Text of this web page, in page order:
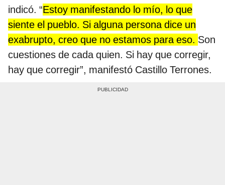
indicó. “Estoy manifestando lo mío, lo que
siente el pueblo. Si alguna persona dice un
exabrupto, creo que no estamos para eso. Son
cuestiones de cada quien. Si hay que corregir,
hay que corregir”, manifestó Castillo Terrones.